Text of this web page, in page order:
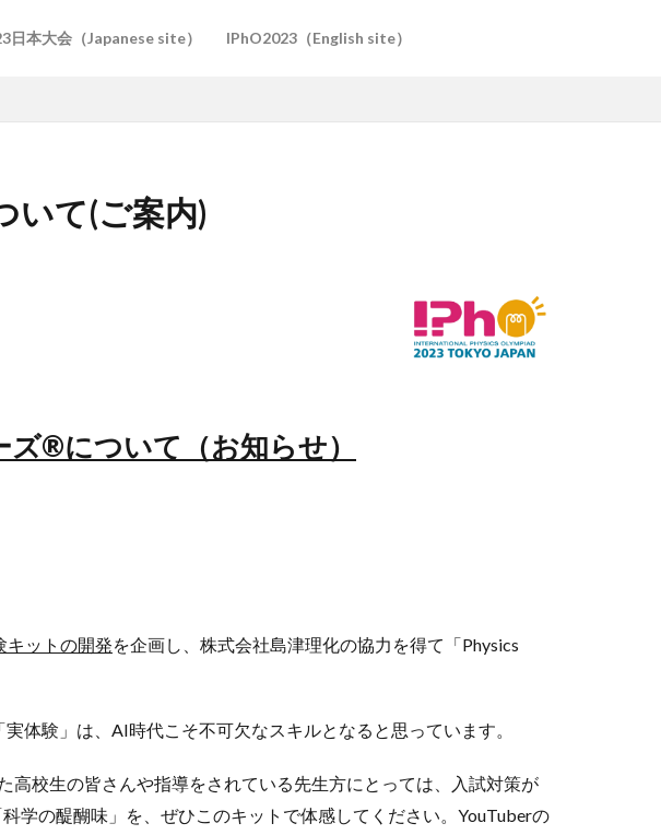
日本大会（Japanese site） IPhO2023（English site）
いて(ご案内)
ズ®について（お知らせ）
キットの開発を企画し、株式会社島津理化の協力を得て「Physics
体験」は、AI時代こそ不可欠なスキルとなると思っています。
高校生の皆さんや指導をされている先生方にとっては、入試対策が
学の醍醐味」を、ぜひこのキットで体感してください。YouTuberの